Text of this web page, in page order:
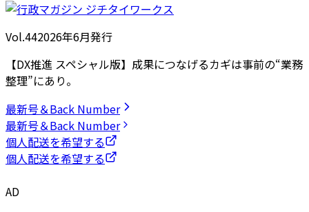
Vol.442026年6月発行
【DX推進 スペシャル版】成果につなげるカギは事前の“業務
整理”にあり。
最新号＆Back Number
最新号＆Back Number
個人配送を希望する
個人配送を希望する
AD